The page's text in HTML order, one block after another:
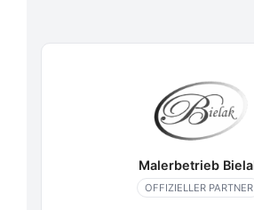
Malerbetrieb
OFFIZIELLER PARTNER